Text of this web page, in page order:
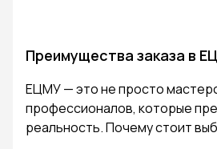
Преимущества заказа в
ЕЦМУ — это не просто
профессионалов, которые
реальность. Почему стоит